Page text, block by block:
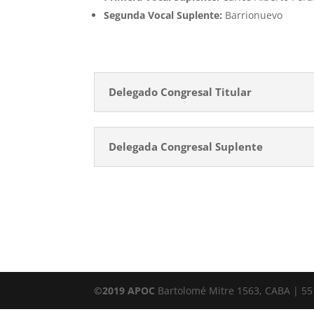
Segunda Vocal Suplente: Barrionuevo
Delegado Congresal Titular
Delegada Congresal Suplente
©2019 APOC Bartolomé Mitre 1563, CABA |